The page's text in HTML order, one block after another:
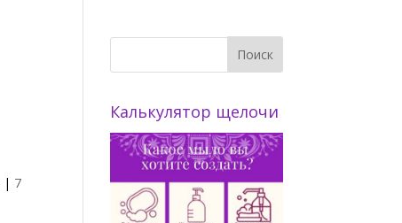
| 7
Калькулятор щелочи